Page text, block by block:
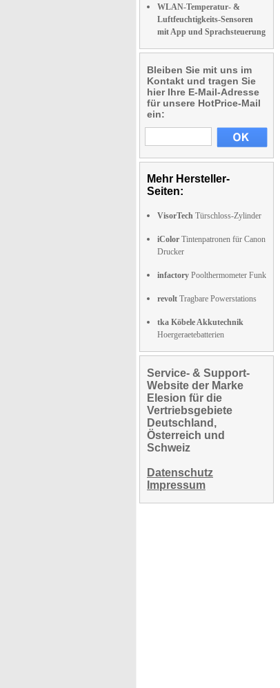
WLAN-Temperatur- &
Luftfeuchtigkeits-Sensoren
mit App und Sprachsteuerung
Bleiben Sie mit uns im
Kontakt und tragen Sie
hier Ihre E-Mail-Adresse
für unsere HotPrice-Mail
ein:
Mehr Hersteller-
Seiten:
VisorTech Türschloss-Zylinder
iColor Tintenpatronen für Canon
Drucker
infactory Poolthermometer Funk
revolt Tragbare Powerstations
tka Köbele Akkutechnik
Hoergeraetebatterien
Service- & Support-
Website der Marke
Elesion für die
Vertriebsgebiete
Deutschland,
Österreich und
Schweiz
Datenschutz
Impressum